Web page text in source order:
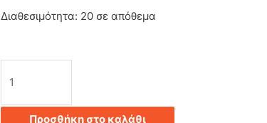
80.00€.είναι:
Διαθεσιμότητα: 20 σε απόθεμα
τοίχου
Προσθήκη στο καλάθι